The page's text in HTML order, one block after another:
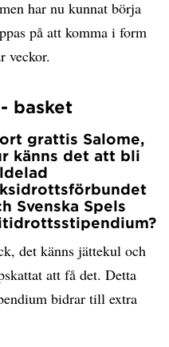
har nu kunnat börja
på att komma i form
veckor.
basket
grattis Salome,
känns det att bli
Svenska Spels
det känns jättekul och
att få det. Detta
bidrar till extra